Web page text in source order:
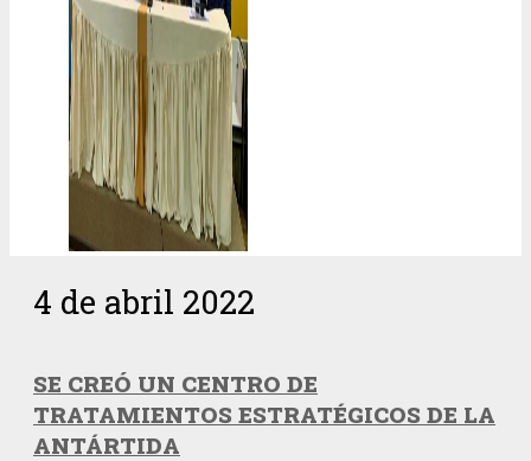
4 de abril 2022
SE CREÓ UN CENTRO DE
TRATAMIENTOS ESTRATÉGICOS DE LA
ANTÁRTIDA